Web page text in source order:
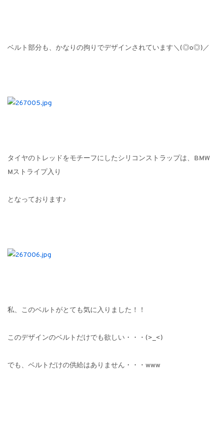
ベルト部分も、かなりの拘りでデザインされています＼(◎o◎)／
タイヤのトレッドをモチーフにしたシリコンストラップは、BMW
Mストライプ入り
となっております♪
私、このベルトがとても気に入りました！！
このデザインのベルトだけでも欲しい・・・(>_<)
でも、ベルトだけの供給はありません・・・www